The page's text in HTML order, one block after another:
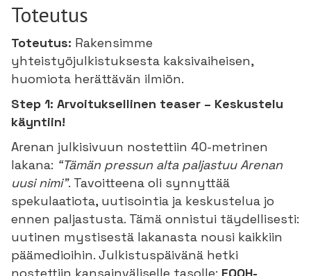
Toteutus
Toteutus: Rakensimme
yhteistyöjulkistuksesta kaksivaiheisen,
huomiota herättävän ilmiön.
Step 1: Arvoituksellinen teaser – Keskustelu
käyntiin!
Arenan julkisivuun nostettiin 40-metrinen
lakana: “Tämän pressun alta paljastuu Arenan
uusi nimi”. Tavoitteena oli synnyttää
spekulaatiota, uutisointia ja keskustelua jo
ennen paljastusta. Tämä onnistui täydellisesti:
uutinen mystisestä lakanasta nousi kaikkiin
päämedioihin. Julkistuspäivänä hetki